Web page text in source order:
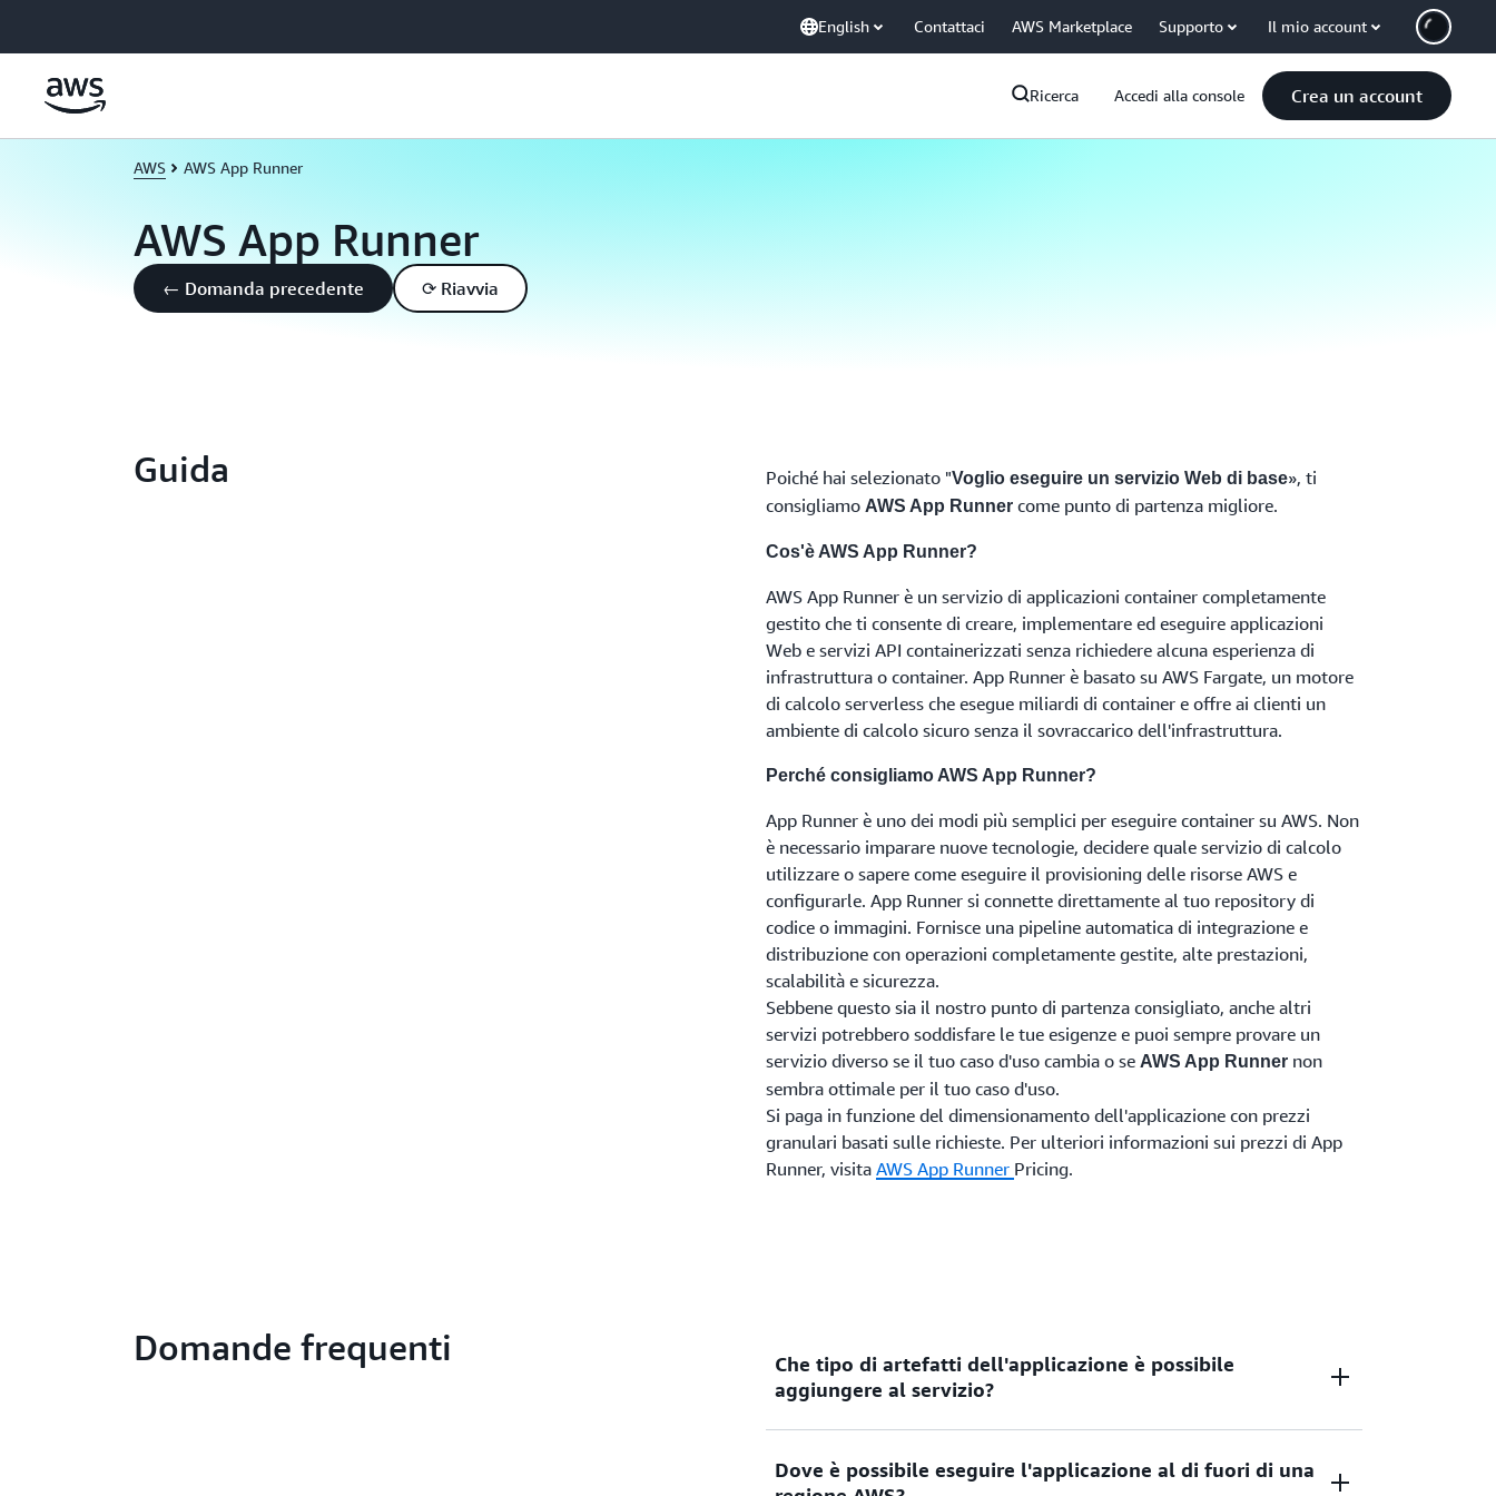
English Contattaci AWS Marketplace Supporto Il mio account
Ricerca Accedi alla console Crea un account
AWS AWS App Runner
AWS App Runner
← Domanda precedente ⟳ Riavvia
Guida Poiché hai selezionato "Voglio eseguire un servizio Web di base», ti
consigliamo AWS App Runner come punto di partenza migliore.
Cos'è AWS App Runner?
AWS App Runner è un servizio di applicazioni container completamente
gestito che ti consente di creare, implementare ed eseguire applicazioni
Web e servizi API containerizzati senza richiedere alcuna esperienza di
infrastruttura o container. App Runner è basato su AWS Fargate, un motore
di calcolo serverless che esegue miliardi di container e offre ai clienti un
ambiente di calcolo sicuro senza il sovraccarico dell'infrastruttura.
Perché consigliamo AWS App Runner?
App Runner è uno dei modi più semplici per eseguire container su AWS. Non
è necessario imparare nuove tecnologie, decidere quale servizio di calcolo
utilizzare o sapere come eseguire il provisioning delle risorse AWS e
configurarle. App Runner si connette direttamente al tuo repository di
codice o immagini. Fornisce una pipeline automatica di integrazione e
distribuzione con operazioni completamente gestite, alte prestazioni,
scalabilità e sicurezza.
Sebbene questo sia il nostro punto di partenza consigliato, anche altri
servizi potrebbero soddisfare le tue esigenze e puoi sempre provare un
servizio diverso se il tuo caso d'uso cambia o se AWS App Runner non
sembra ottimale per il tuo caso d'uso.
Si paga in funzione del dimensionamento dell'applicazione con prezzi
granulari basati sulle richieste. Per ulteriori informazioni sui prezzi di App
Runner, visita AWS App Runner Pricing.
Domande frequenti
Che tipo di artefatti dell'applicazione è possibile
aggiungere al servizio?
Dove è possibile eseguire l'applicazione al di fuori di una